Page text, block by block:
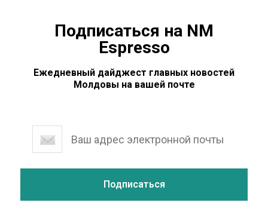
Подписаться на NM
Espresso
Ежедневный дайджест главных новостей
Молдовы на вашей почте